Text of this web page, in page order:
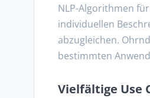
NLP-Algorithmen
individuellen
abzugleichen.
bestimmten
Vielfältige Use